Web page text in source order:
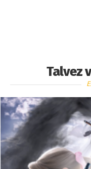
Talvez